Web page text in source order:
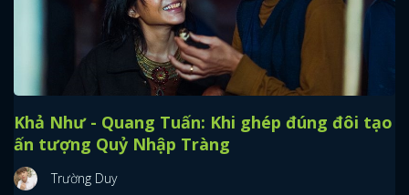
Khả Như - Quang Tuấn: Khi ghép đúng đôi tạo
ấn tượng Quỷ Nhập Tràng
Trường Duy